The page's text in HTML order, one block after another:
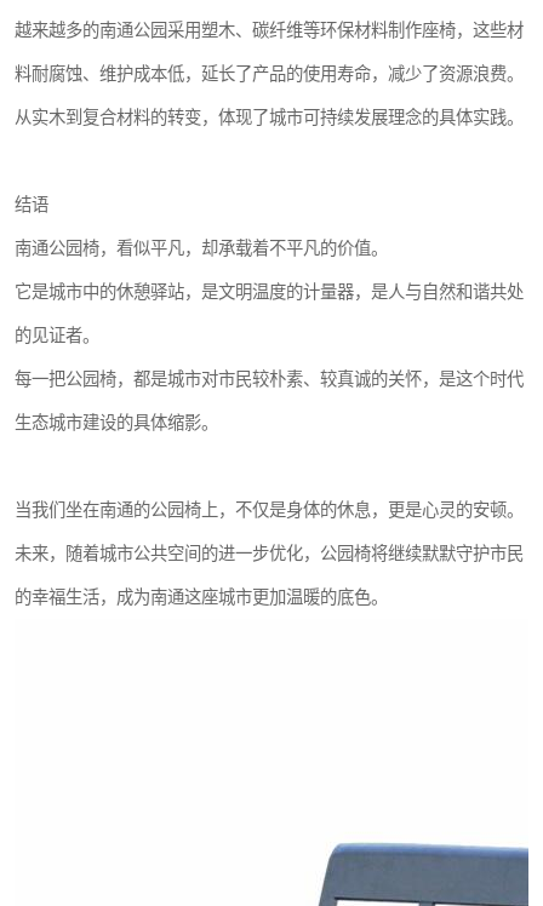
越来越多的南通公园采用塑木、碳纤维等环保材料制作座椅，这些材
料耐腐蚀、维护成本低，延长了产品的使用寿命，减少了资源浪费。
从实木到复合材料的转变，体现了城市可持续发展理念的具体实践。
结语
南通公园椅，看似平凡，却承载着不平凡的价值。
它是城市中的休憩驿站，是文明温度的计量器，是人与自然和谐共处
的见证者。
每一把公园椅，都是城市对市民较朴素、较真诚的关怀，是这个时代
生态城市建设的具体缩影。
当我们坐在南通的公园椅上，不仅是身体的休息，更是心灵的安顿。
未来，随着城市公共空间的进一步优化，公园椅将继续默默守护市民
的幸福生活，成为南通这座城市更加温暖的底色。